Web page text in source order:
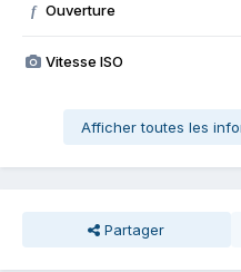
f Ouverture
Vitesse ISO
Afficher toutes les
Partager